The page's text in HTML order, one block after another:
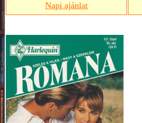
Napi ajánlat